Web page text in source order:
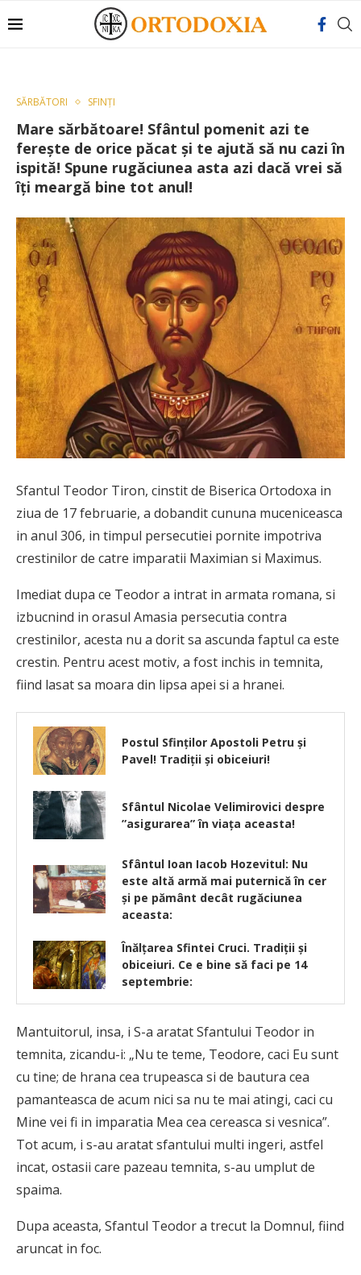
SĂRBĂTORI SFINȚI
Mare sărbătoare! Sfântul pomenit azi te
ferește de orice păcat și te ajută să nu cazi în
ispită! Spune rugăciunea asta azi dacă vrei să
îți meargă bine tot anul!
Sfantul Teodor Tiron, cinstit de Biserica Ortodoxa in
ziua de 17 februarie, a dobandit cununa muceniceasca
in anul 306, in timpul persecutiei pornite impotriva
crestinilor de catre imparatii Maximian si Maximus.
Imediat dupa ce Teodor a intrat in armata romana, si
izbucnind in orasul Amasia persecutia contra
crestinilor, acesta nu a dorit sa ascunda faptul ca este
crestin. Pentru acest motiv, a fost inchis in temnita,
fiind lasat sa moara din lipsa apei si a hranei.
Postul Sfinţilor Apostoli Petru şi
Pavel! Tradiţii şi obiceiuri!
Sfântul Nicolae Velimirovici despre
”asigurarea” în viața aceasta!
Sfântul Ioan Iacob Hozevitul: Nu
este altă armă mai puternică în cer
şi pe pământ decât rugăciunea
aceasta:
Înălțarea Sfintei Cruci. Tradiții şi
obiceiuri. Ce e bine să faci pe 14
septembrie:
Mantuitorul, insa, i S-a aratat Sfantului Teodor in
temnita, zicandu-i: „Nu te teme, Teodore, caci Eu sunt
cu tine; de hrana cea trupeasca si de bautura cea
pamanteasca de acum nici sa nu te mai atingi, caci cu
Mine vei fi in imparatia Mea cea cereasca si vesnica”.
Tot acum, i s-au aratat sfantului multi ingeri, astfel
incat, ostasii care pazeau temnita, s-au umplut de
spaima.
Dupa aceasta, Sfantul Teodor a trecut la Domnul, fiind
aruncat in foc.